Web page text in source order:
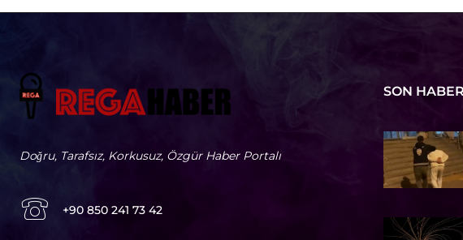
Doğru, Tarafsız, Korkusuz, Özgür Haber Portalı
+90 850 241 73 42
SON